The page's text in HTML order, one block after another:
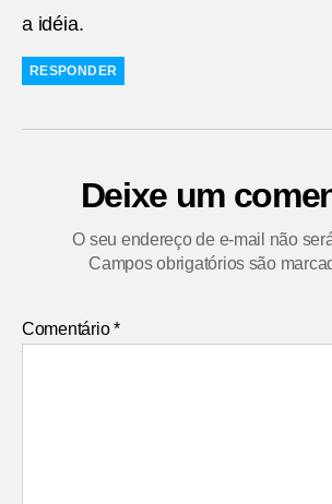
a idéia.
RESPONDER
Deixe um
O seu endereço de e-mail não
Campos obrigatórios são
Comentário*